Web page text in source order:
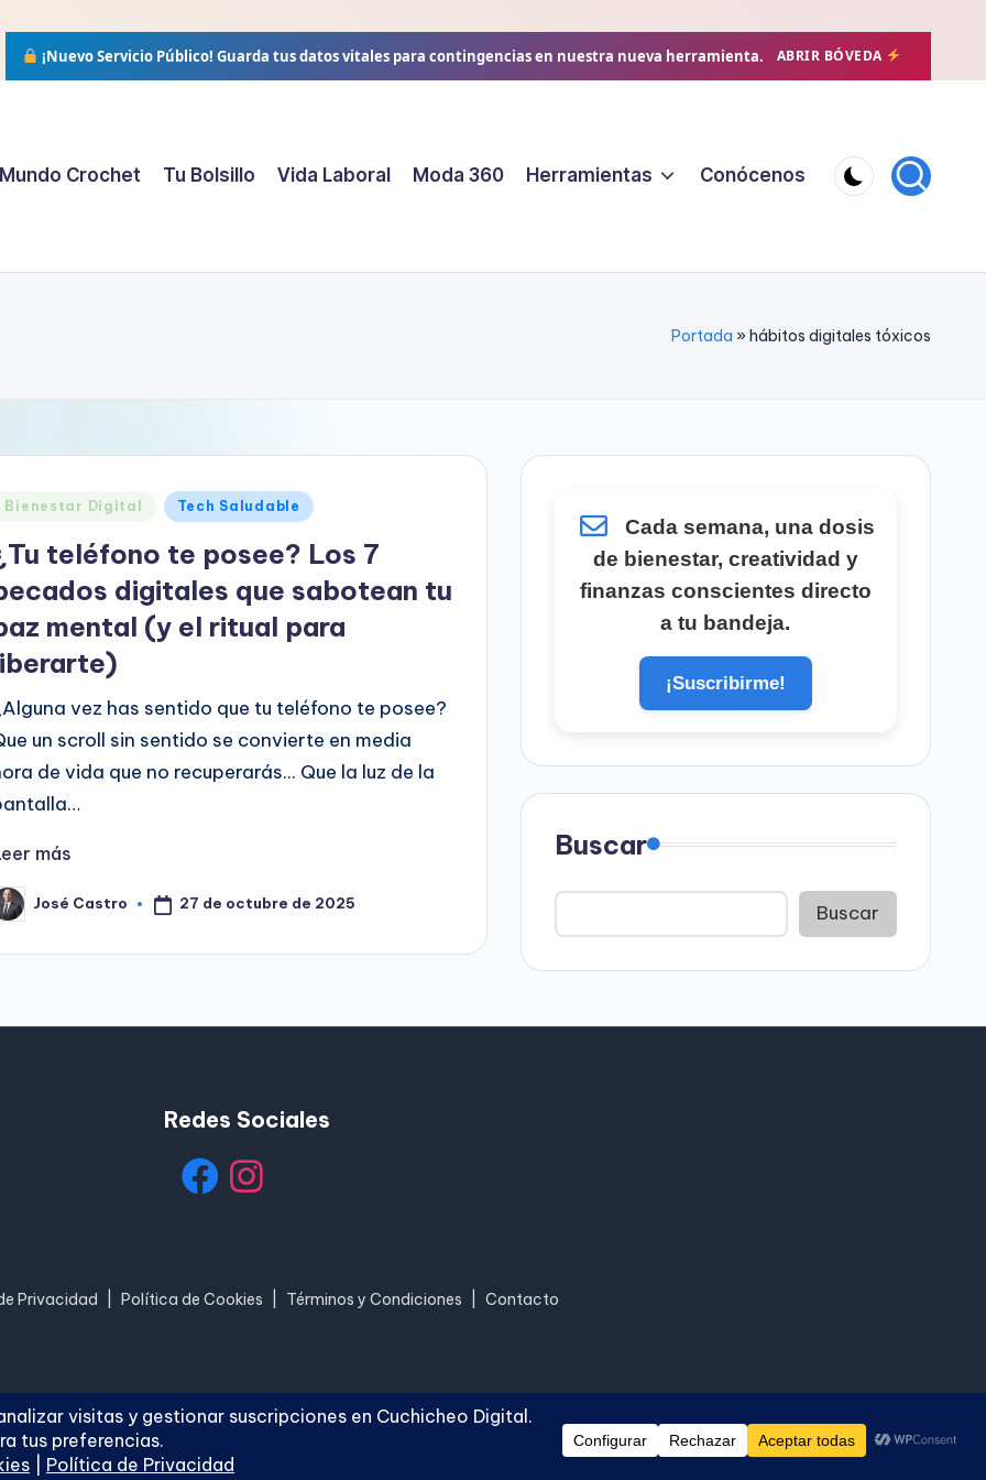
¡Nuevo Servicio Público! Guarda tus datos vitales para contingencias en nuestra nueva herramienta. ABRIR BÓVEDA
Mundo Crochet Tu Bolsillo Vida Laboral Moda 360 Herramientas Conócenos
Portada »hábitos digitales tóxicos
Publicado
Bienestar Digital Tech Saludable
teléfono te posee? Los 7
digitales que sabotean tu
mental (y el ritual para
vez has sentido que tu teléfono te posee?
un scroll sin sentido se convierte en media
de vida que no recuperarás... Que la luz de la
más
José Castro 27 de octubre de 2025
Cada semana, una dosis
de bienestar, creatividad y
finanzas conscientes directo
a tu bandeja.
¡Suscribirme!
Buscar
Buscar
Redes Sociales
Privacidad Política de Cookies Términos y Condiciones Contacto
Digital. Todos los derechos reservados. Bloghash WordPress Theme